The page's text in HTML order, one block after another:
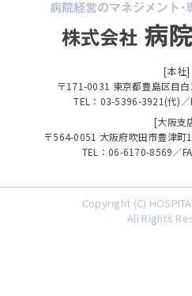
[本社]
〒171-0031 東京都豊島区目
TEL：03-5396-3921(代)
[大阪支
〒564-0051 大阪府吹田市豊津
TEL：06-6170-8569／
Copyright (C)
All Rights